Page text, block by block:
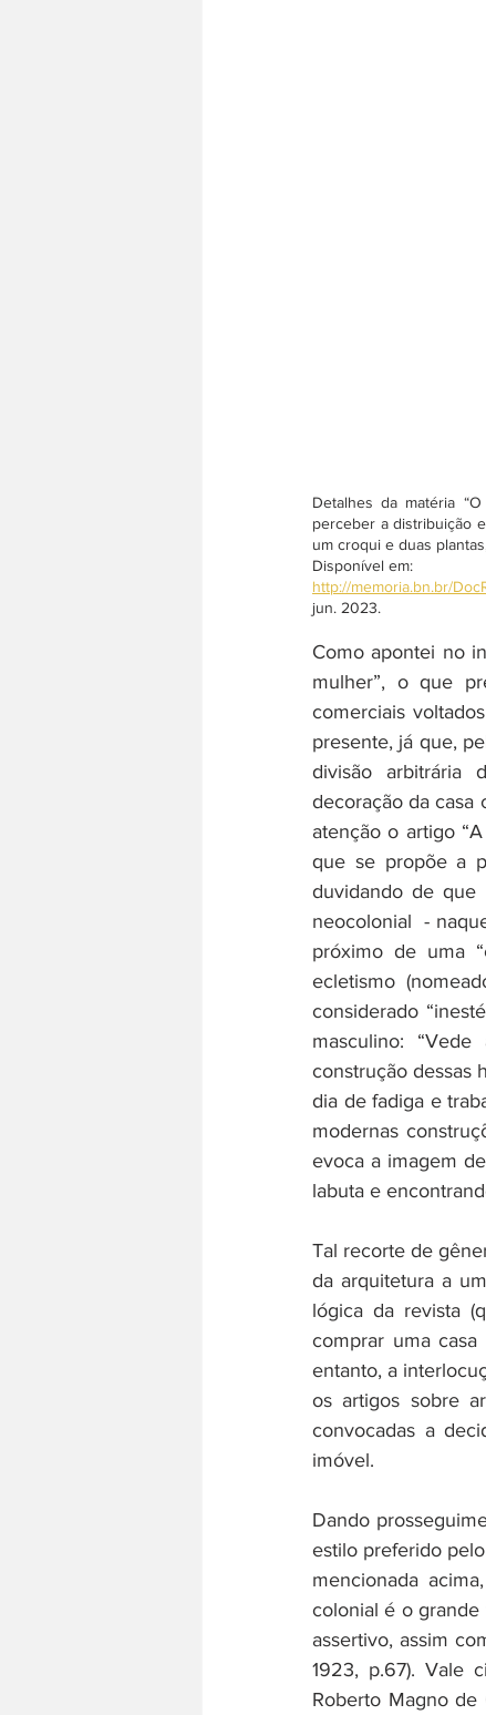
Detalhes da matéria
perceber a distribuição
um croqui e duas
Disponível em:
http://memoria.bn.br/
jun. 2023.
Como apontei no
mulher”, o que
comerciais
presente, já que,
divisão arbitrária
decoração da casa
atenção o artigo
que se propõe a
duvidando de que
neocolonial  -
próximo de uma
ecletismo
considerado
masculino:
construção dessas
dia de fadiga e
modernas
evoca a imagem
labuta e
Tal recorte de
da arquitetura a
lógica da revista
comprar uma
entanto, a
os artigos sobre
convocadas a
imóvel.
Dando
estilo preferido
mencionada
colonial é o grande
assertivo, assim
1923, p.67). Vale
Roberto Magno de